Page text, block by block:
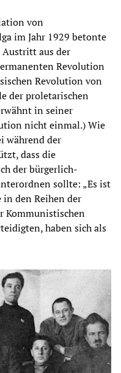
von
im Jahr 1929 betonte
Austritt aus der
Revolution
Revolution von
der proletarischen
in seiner
nicht einmal.) Wie
während der
dass die
der bürgerlich-
sollte: „Es ist
den Reihen der
Kommunistischen
haben sich als